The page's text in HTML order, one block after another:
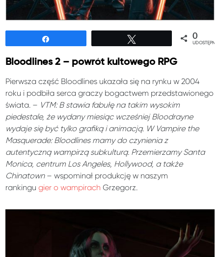
0
Bloodlines 2 – powrót kultowego RPG
Pierwsza część Bloodlines ukazała się na rynku w 2004
roku i podbiła serca graczy bogactwem przedstawionego
świata. – VTM: B stawia fabułę na takim wysokim
piedestale, że wydany miesiąc wcześniej Bloodrayne
wydaje się być tylko grafiką i animacją. W Vampire the
Masquerade: Bloodlines mamy do czynienia z
autentyczną wampirzą subkulturą. Przemierzamy Santa
Monica, centrum Los Angeles, Hollywood, a także
Chinatown– wspominał produkcję w naszym
rankingugier o wampirach Grzegorz.